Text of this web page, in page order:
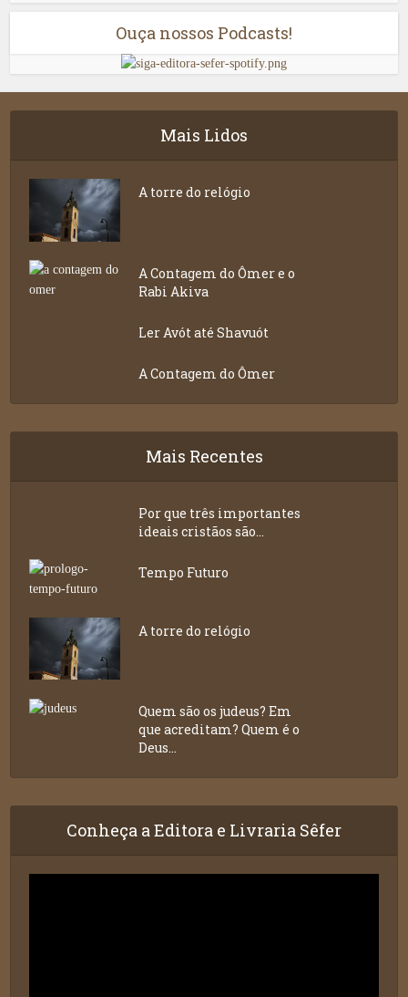
Ouça nossos Podcasts!
Mais Lidos
A torre do relógio
A Contagem do Ômer e o
Rabi Akiva
Ler Avót até Shavuót
A Contagem do Ômer
Mais Recentes
Por que três importantes
ideais cristãos são...
Tempo Futuro
A torre do relógio
Quem são os judeus? Em
que acreditam? Quem é o
Deus...
Conheça a Editora e Livraria Sêfer